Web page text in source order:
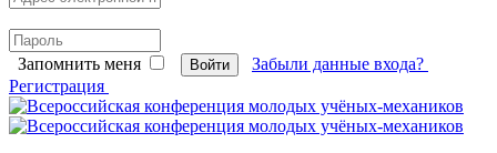
Запомнить меня Войти
Забыли данные входа?
Регистрация